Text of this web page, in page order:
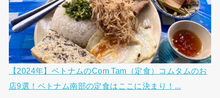
【2024年】ベトナムのCom Tam（定食）コムタムのお
店9選！ベトナム南部の定食はここに決まり！...